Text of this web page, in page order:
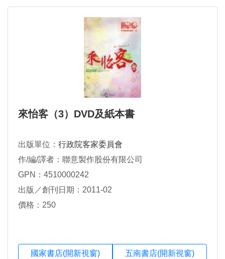
來怡客（3）DVD及紙本書
出版單位： 行政院客家委員會
作/編/譯者：聯意製作股份有限公司
GPN：4510000242
出版／創刊日期：2011-02
價格：250
國家書店(開新視窗) 五南書店(開新視窗)